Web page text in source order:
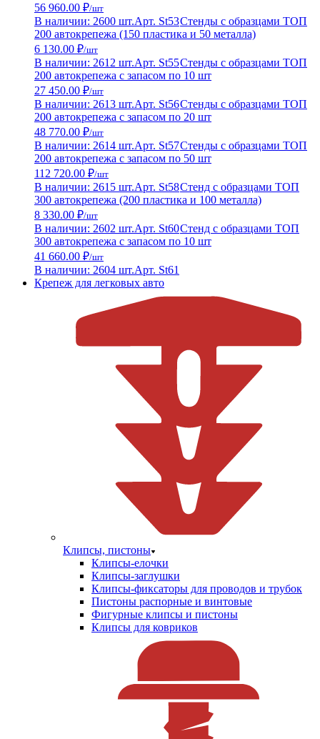
56 960.00 ₽/шт
В наличии: 2600 шт.Арт. St53Стенды с образцами ТОП
200 автокрепежа (150 пластика и 50 металла)
6 130.00 ₽/шт
В наличии: 2612 шт.Арт. St55Стенды с образцами ТОП
200 автокрепежа с запасом по 10 шт
27 450.00 ₽/шт
В наличии: 2613 шт.Арт. St56Стенды с образцами ТОП
200 автокрепежа с запасом по 20 шт
48 770.00 ₽/шт
В наличии: 2614 шт.Арт. St57Стенды с образцами ТОП
200 автокрепежа с запасом по 50 шт
112 720.00 ₽/шт
В наличии: 2615 шт.Арт. St58Стенд с образцами ТОП
300 автокрепежа (200 пластика и 100 металла)
8 330.00 ₽/шт
В наличии: 2602 шт.Арт. St60Стенд с образцами ТОП
300 автокрепежа с запасом по 10 шт
41 660.00 ₽/шт
В наличии: 2604 шт.Арт. St61
Крепеж для легковых авто
Клипсы, пистоны
Клипсы-елочки
Клипсы-заглушки
Клипсы-фиксаторы для проводов и трубок
Пистоны распорные и винтовые
Фигурные клипсы и пистоны
Клипсы для ковриков